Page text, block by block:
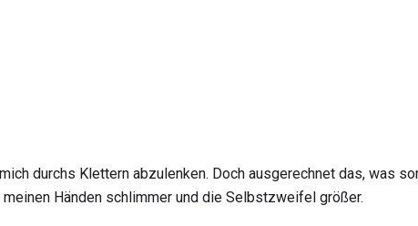
durchs Klettern abzulenken. Doch ausgerechnet das, was
Händen schlimmer und die Selbstzweifel größer.